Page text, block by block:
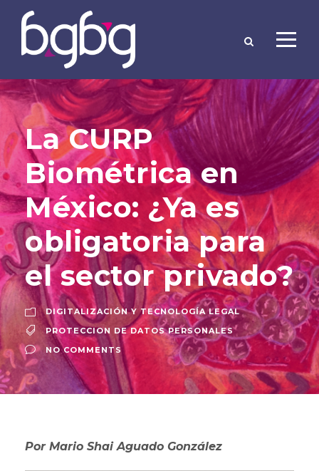
La CURP
Biométrica en
México: ¿Ya es
obligatoria para
el sector privado?
DIGITALIZACIÓN Y TECNOLOGÍA LEGAL
PROTECCION DE DATOS PERSONALES
NO COMMENTS
Por Mario Shai Aguado González